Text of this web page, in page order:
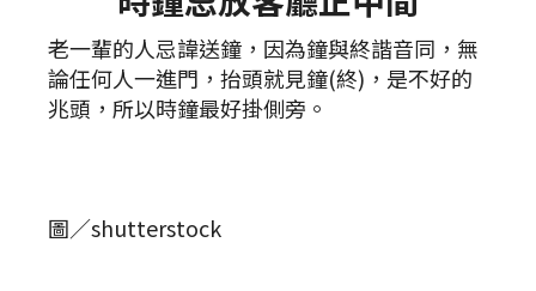
老一輩的人忌諱送鐘，因為鐘與終諧音同，無
論任何人一進門，抬頭就見鐘(終)，是不好的
兆頭，所以時鐘最好掛側旁。
圖／shutterstock